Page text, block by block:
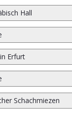
Hall
Erfurt
Schachmiezen